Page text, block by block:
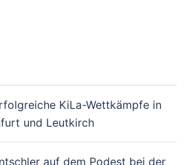
KiLa-Wettkämpfe in
und Leutkirch
auf dem Podest bei der